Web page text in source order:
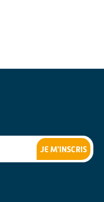
JE M'INSCRIS